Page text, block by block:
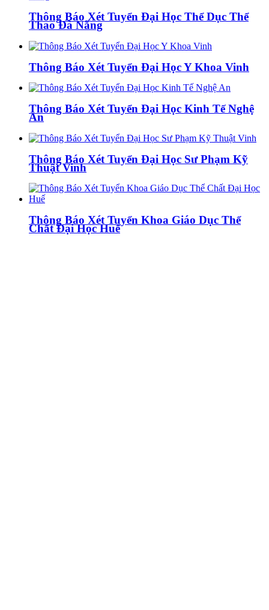
Thông Báo Xét Tuyển Đại Học Thể Dục Thể
Thao Đà Nẵng
Thông Báo Xét Tuyển Đại Học Y Khoa Vinh
Thông Báo Xét Tuyển Đại Học Kinh Tế Nghệ
An
Thông Báo Xét Tuyển Đại Học Sư Phạm Kỹ
Thuật Vinh
Thông Báo Xét Tuyển Khoa Giáo Dục Thể
Chất Đại Học Huế